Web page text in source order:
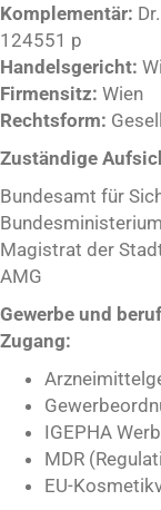
Komplementär:
124551 p
Handelsgericht:
Firmensitz: Wien
Rechtsform:
Zuständige
Bundesamt für
Magistrat der
AMG
Gewerbe und
Zugang:
IGEPHA
MDR
EU-